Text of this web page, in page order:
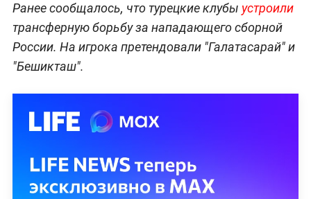
Ранее сообщалось, что турецкие клубы устроили
трансферную борьбу за нападающего сборной
России. На игрока претендовали "Галатасарай" и
"Бешикташ".